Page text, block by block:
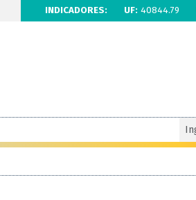
INDICADORES: UF: 40844.79